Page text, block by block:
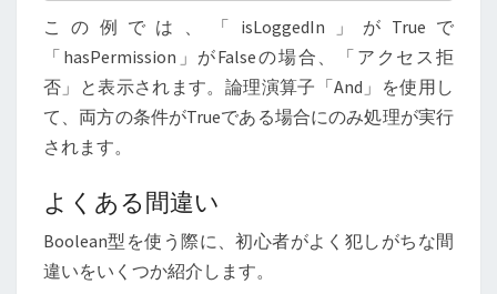
この例では、「isLoggedIn」がTrueで
「hasPermission」がFalseの場合、「アクセス拒
否」と表示されます。論理演算子「And」を使用し
て、両方の条件がTrueである場合にのみ処理が実行
されます。
よくある間違い
Boolean型を使う際に、初心者がよく犯しがちな間
違いをいくつか紹介します。